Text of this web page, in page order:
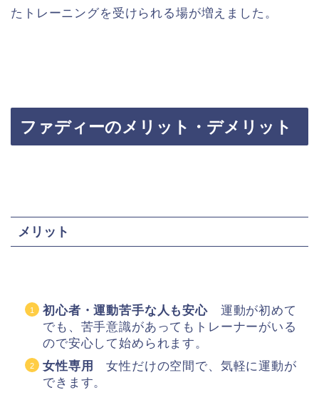
たトレーニングを受けられる場が増えました。
ファディーのメリット・デメリット
メリット
初心者・運動苦手な人も安心 運動が初めて
でも、苦手意識があってもトレーナーがいる
ので安心して始められます。
女性専用
女性だけの空間で、気軽に運動が
できます。